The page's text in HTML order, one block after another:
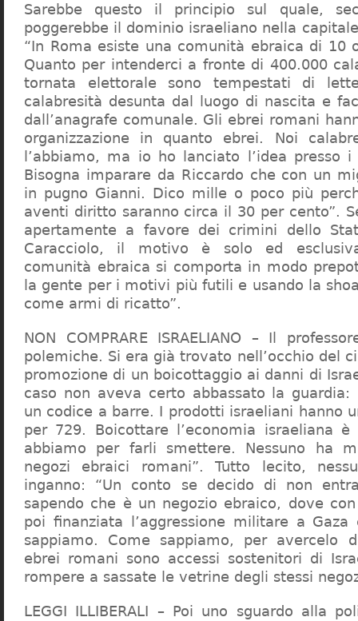
Sarebbe questo il principio sul quale,
poggerebbe il dominio israeliano nella
“In Roma esiste una comunità ebraica di 10
Quanto per intenderci a fronte di 400.000
tornata elettorale sono tempestati di
calabresità desunta dal luogo di nascita e
dall’anagrafe comunale. Gli ebrei romani
organizzazione in quanto ebrei. Noi
l’abbiamo, ma io ho lanciato l’idea presso
Bisogna imparare da Riccardo che con un
in pugno Gianni. Dico mille o poco più
aventi diritto saranno circa il 30 per cento”.
apertamente a favore dei crimini dello
Caracciolo, il motivo è solo ed
comunità ebraica si comporta in modo
la gente per i motivi più futili e usando la
come armi di ricatto”.
NON COMPRARE ISRAELIANO – Il
polemiche. Si era già trovato nell’occhio del
promozione di un boicottaggio ai danni di
caso non aveva certo abbassato la guardia:
un codice a barre. I prodotti israeliani hanno
per 729. Boicottare l’economia israeliana è
abbiamo per farli smettere. Nessuno ha
negozi ebraici romani”. Tutto lecito,
inganno: “Un conto se decido di non
sapendo che è un negozio ebraico, dove
poi finanziata l’aggressione militare a
sappiamo. Come sappiamo, per avercelo
ebrei romani sono accessi sostenitori di
rompere a sassate le vetrine degli stessi
LEGGI ILLIBERALI – Poi uno sguardo alla